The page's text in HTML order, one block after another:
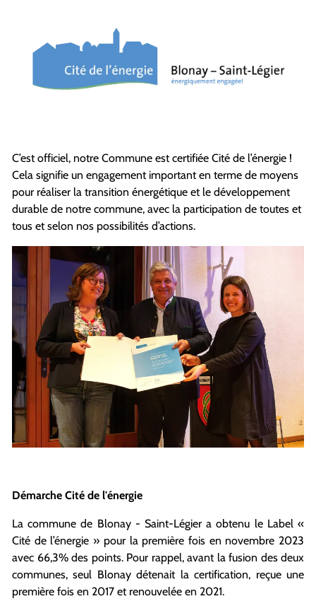
C’est officiel, notre Commune est certifiée Cité de l’énergie !
Cela signifie un engagement important en terme de moyens
pour réaliser la transition énergétique et le développement
durable de notre commune, avec la participation de toutes et
tous et selon nos possibilités d’actions.
Démarche Cité de l'énergie
La commune de Blonay - Saint-Légier a obtenu le Label «
Cité de l’énergie » pour la première fois en novembre 2023
avec 66,3% des points. Pour rappel, avant la fusion des deux
communes, seul Blonay détenait la certification, reçue une
première fois en 2017 et renouvelée en 2021.